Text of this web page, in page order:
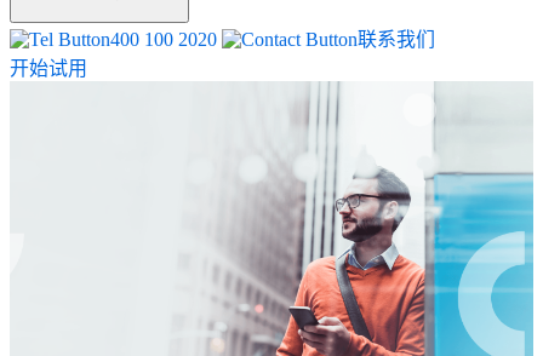
400 100 2020
联系我们
开始试用